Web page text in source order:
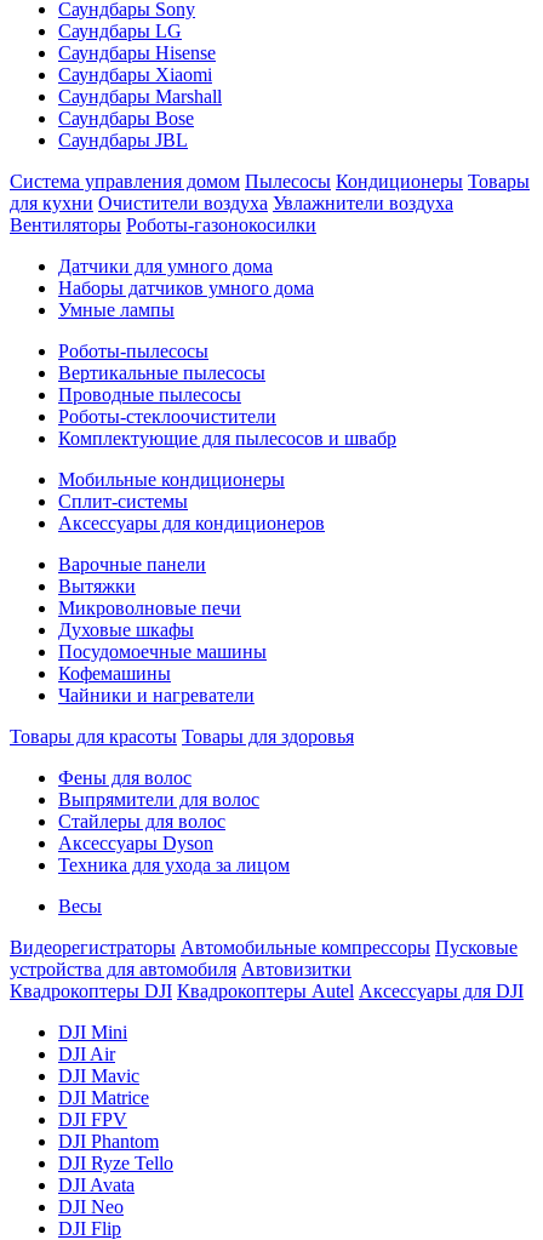
Саундбары Sony
Саундбары LG
Саундбары Hisense
Саундбары Xiaomi
Саундбары Marshall
Саундбары Bose
Саундбары JBL
Система управления домом Пылесосы Кондиционеры Товары
для кухни Очистители воздуха Увлажнители воздуха
Вентиляторы Роботы-газонокосилки
Датчики для умного дома
Наборы датчиков умного дома
Умные лампы
Роботы-пылесосы
Вертикальные пылесосы
Проводные пылесосы
Роботы-стеклоочистители
Комплектующие для пылесосов и швабр
Мобильные кондиционеры
Сплит-системы
Аксессуары для кондиционеров
Варочные панели
Вытяжки
Микроволновые печи
Духовые шкафы
Посудомоечные машины
Кофемашины
Чайники и нагреватели
Товары для красоты Товары для здоровья
Фены для волос
Выпрямители для волос
Стайлеры для волос
Аксессуары Dyson
Техника для ухода за лицом
Весы
Видеорегистраторы Автомобильные компрессоры Пусковые
устройства для автомобиля Автовизитки
Квадрокоптеры DJI Квадрокоптеры Autel Аксессуары для DJI
DJI Mini
DJI Air
DJI Mavic
DJI Matrice
DJI FPV
DJI Phantom
DJI Ryze Tello
DJI Avata
DJI Neo
DJI Flip